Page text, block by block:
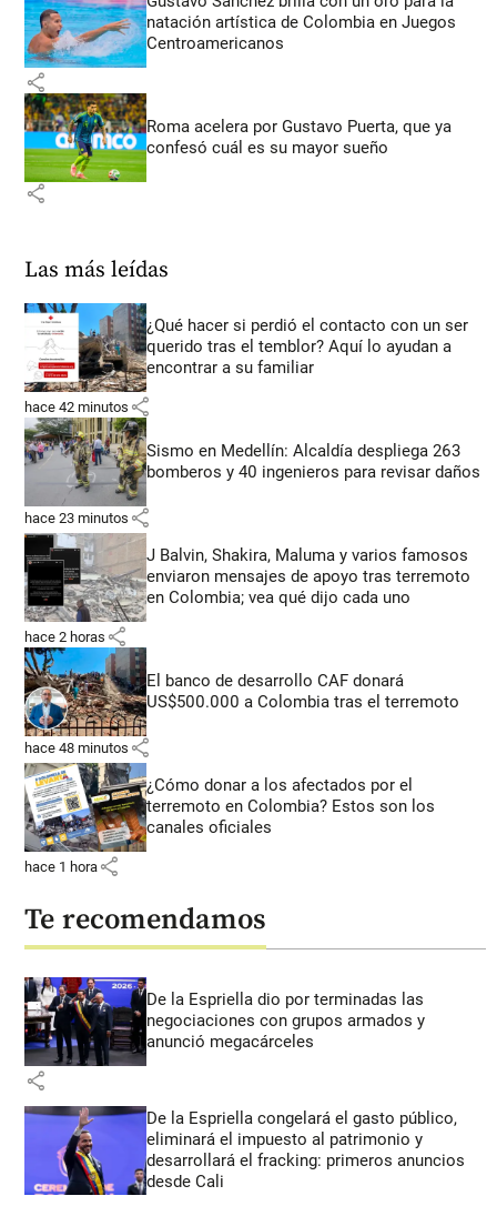
natación artística de Colombia en Juegos
Centroamericanos
share
Roma acelera por Gustavo Puerta, que ya
confesó cuál es su mayor sueño
share
Las más leídas
¿Qué hacer si perdió el contacto con un ser
querido tras el temblor? Aquí lo ayudan a
encontrar a su familiar
hace 42 minutos share
Sismo en Medellín: Alcaldía despliega 263
bomberos y 40 ingenieros para revisar daños
hace 23 minutos share
J Balvin, Shakira, Maluma y varios famosos
enviaron mensajes de apoyo tras terremoto
en Colombia; vea qué dijo cada uno
hace 2 horas share
El banco de desarrollo CAF donará
US$500.000 a Colombia tras el terremoto
hace 48 minutos share
¿Cómo donar a los afectados por el
terremoto en Colombia? Estos son los
canales oficiales
hace 1 hora share
Te recomendamos
De la Espriella dio por terminadas las
negociaciones con grupos armados y
anunció megacárceles
share
De la Espriella congelará el gasto público,
eliminará el impuesto al patrimonio y
desarrollará el fracking: primeros anuncios
desde Cali